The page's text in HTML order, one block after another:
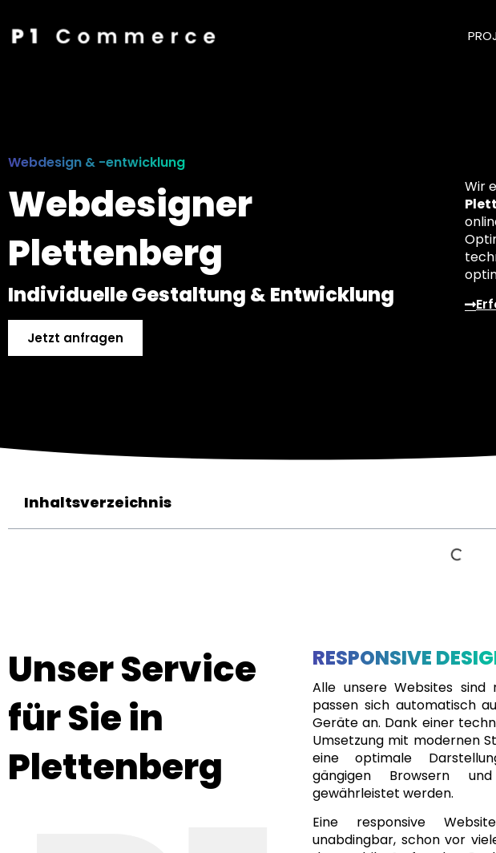
Webdesign & -entwicklung
Webdesigner
Plettenberg
Individuelle Gestaltung & Entwicklung
Jetzt anfragen
Wir
Inhaltsverzeichnis
Unser Service
für Sie in
Plettenberg
RESPONSIVE
Alle unsere Websites sind
passen sich automatisch
Geräte an. Dank einer
Umsetzung mit modernen
eine optimale
gängigen Browsern
gewährleistet werden.
Eine responsive
unabdingbar, schon vor